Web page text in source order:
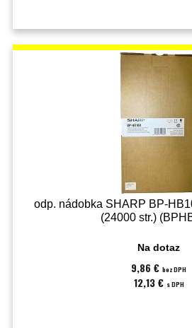
odp. nádobka SHARP BP-
(24000 str.)
Na dotaz
9,86 € bez DPH
12,13 € s DPH